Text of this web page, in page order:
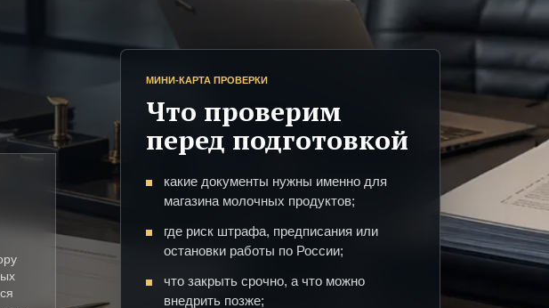
МИНИ-КАРТА ПРОВЕРКИ
Что проверим
перед подготовкой
какие документы нужны именно для
магазина молочных продуктов;
где риск штрафа, предписания или
остановки работы по России;
что закрыть срочно, а что можно
внедрить позже;